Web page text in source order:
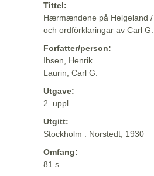
Tittel:
Hærmændene på Helgeland /
och ordförklaringar av Carl
Forfatter/person:
Ibsen, Henrik
Laurin, Carl G.
Utgave:
2. uppl.
Utgitt:
Stockholm : Norstedt, 1930
Omfang:
81 s.